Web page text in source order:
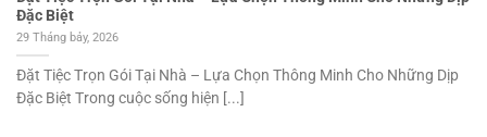
Đặc Biệt
29 Tháng bảy, 2026
Đặt Tiệc Trọn Gói Tại Nhà – Lựa Chọn Thông Minh Cho Những Dịp
Đặc Biệt Trong cuộc sống hiện [...]